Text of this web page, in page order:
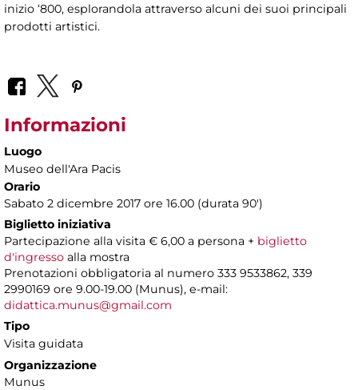
inizio ‘800, esplorandola attraverso alcuni dei suoi principali
prodotti artistici.
Informazioni
Luogo
Museo dell'Ara Pacis
Orario
Sabato 2 dicembre 2017 ore 16.00 (durata 90')
Biglietto iniziativa
Partecipazione alla visita € 6,00 a persona + biglietto
d'ingresso alla mostra
Prenotazioni obbligatoria al numero 333 9533862, 339
2990169 ore 9.00-19.00 (Munus), e-mail:
didattica.munus@gmail.com
Tipo
Visita guidata
Organizzazione
Munus